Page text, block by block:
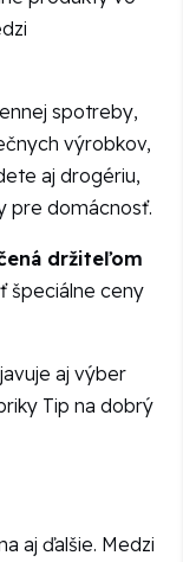
spotreby,
výrobkov,
aj drogériu,
pre domácnosť.
držiteľom
špeciálne ceny
aj výber
Tip na dobrý
aj ďalšie. Medzi